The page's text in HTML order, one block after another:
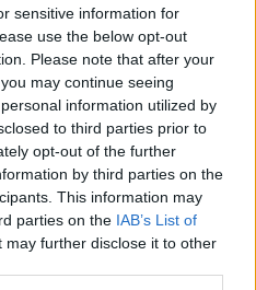
sensitive information for
use the below opt-out
Please note that after your
may continue seeing
information utilized by
to third parties prior to
opt-out of the further
by third parties on the
This information may
parties on the IAB’s List of
may further disclose it to other
to comment
Active Member